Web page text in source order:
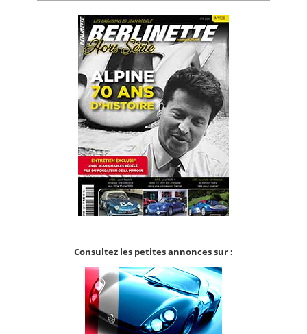
Consultez les petites annonces sur :